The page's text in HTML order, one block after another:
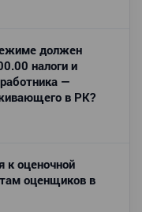
должен
налоги и
—
в РК?
к оценочной
оценщиков в